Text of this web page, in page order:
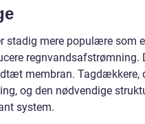
stadig mere populære
membran. Tagdækkere,
og den nødvendige
system.